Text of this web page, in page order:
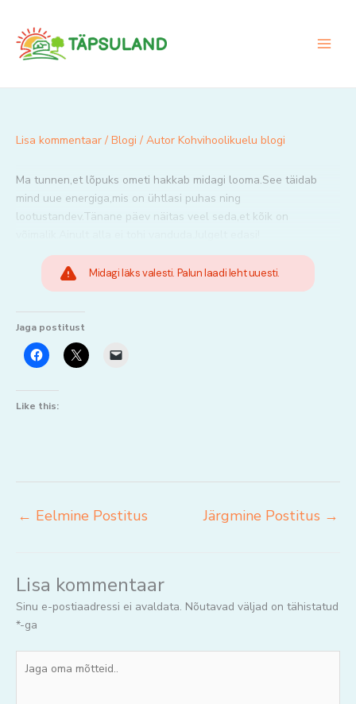
content
Lisa kommentaar / Blogi / Autor Kohvihoolikuelu blogi
Ma tunnen,et lõpuks ometi hakkab midagi looma.See täidab
mind uue energiga,mis on ühtlasi puhas ning
lootustandev.Tänane päev näitas veel seda,et kõik on
Midagi läks valesti. Palun laadi leht uuesti.
Jaga postitust
Like this:
← Eelmine Postitus Järgmine Postitus →
Lisa kommentaar
Sinu e-postiaadressi ei avaldata. Nõutavad väljad on tähistatud
*-ga
oma